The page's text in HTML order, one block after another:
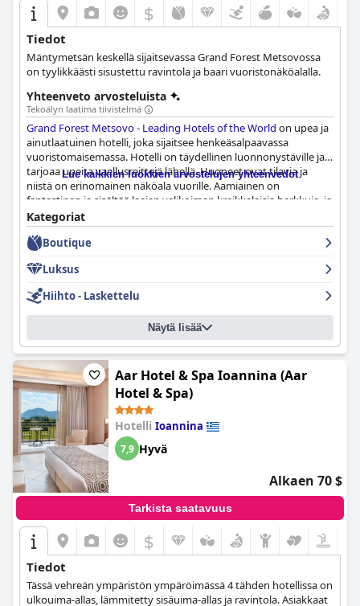
$
Tiedot
Mäntymetsän keskellä sijaitsevassa Grand Forest Metsovossa
on tyylikkäästi sisustettu ravintola ja baari vuoristonäköalalla.
Yhteenveto arvosteluista
Tekoälyn laatima tiivistelmä
Grand Forest Metsovo - Leading Hotels of the World on upea ja
ainutlaatuinen hotelli, joka sijaitsee henkeäsalpaavassa
vuoristomaisemassa. Hotelli on täydellinen luonnonystäville ja
tarjoaa upeita vaellusreittejä lähellä. Huoneet ovat tilavia ja
niistä on erinomainen näköala vuorille. Aamiainen on
fantastinen ja sisältää laajan valikoiman kreikkalaisia herkkuja, ja
ravintola tarjoilee erinomaisia ruokia perinteisillä resepteillä.
Henkilökunta on kohteliasta, ystävällistä ja huomaavaista koko
hotellissa. Sisäuima-allas on suuri plussa lasiseinineen, jotka
täydellinen viiden tähden pakopaikka niille, jotka etsivät
ylellisyyttä ja rentoutumista. Kaiken kaikkiaan Grand Forest
Metsovo on fantastinen boutique-hotellin lomakohde, joka
huokuu ylellisyyttä ja hemmottelua.
Lue kaikkien luokkien arvostelujen yhteenvedot
Kategoriat
Boutique
Luksus
Hiihto - Laskettelu
Näytä lisää
Aar Hotel & Spa Ioannina (Aar
Hotel & Spa)
Hotelli Ioannina
7,9 Hyvä
Alkaen 70 $
Tarkista saatavuus
$
Tiedot
Tässä vehreän ympäristön ympäröimässä 4 tähden hotellissa on
ulkouima-allas, lämmitetty sisäuima-allas ja ravintola. Asiakkaat